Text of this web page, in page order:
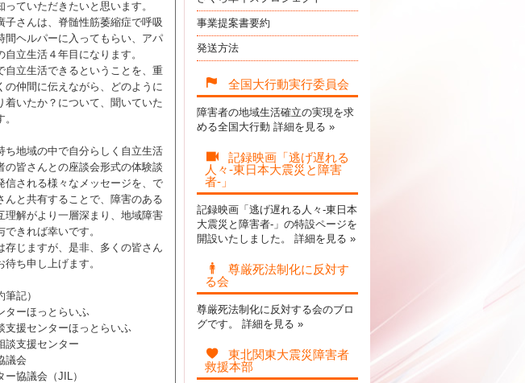
ていただきたいと思います。
子さんは、脊髄性筋萎縮症で呼吸
間ヘルパーに入ってもらい、アパ
立生活４年目になります。
自立生活できるということを、重
の仲間に伝えながら、どのように
着いたか？について、聞いていた
ち地域の中で自分らしく自立生活
の皆さんとの座談会形式の体験談
信される様々なメッセージを、で
んと共有することで、障害のある
理解がより一層深まり、地域障害
きれば幸いです。
存じますが、是非、多くの皆さん
ち申し上げます。
記）
ターほっとらいふ
支援センターほっとらいふ
談支援センター
議会
協議会（JIL）
事業提案書要約
発送方法
全国大行動実行委員会
障害者の地域生活確立の実現を求
める全国大行動 詳細を見る »
記録映画「逃げ遅れる
人々-東日本大震災と障害
者-」
記録映画「逃げ遅れる人々-東日本
大震災と障害者-」の特設ページを
開設いたしました。 詳細を見る »
尊厳死法制化に反対す
る会
尊厳死法制化に反対する会のブロ
グです。 詳細を見る »
東北関東大震災障害者
救援本部